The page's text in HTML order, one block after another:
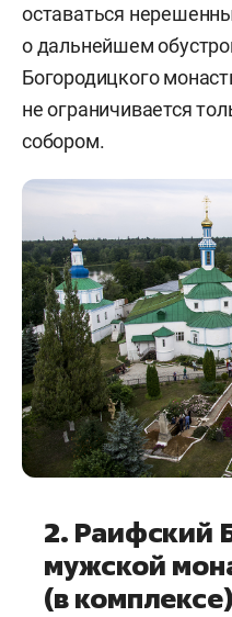
оставаться
о дальнейшем
Богородицкого
не ограничивается
собором.
2. Раифский
мужской
(в комплексе)